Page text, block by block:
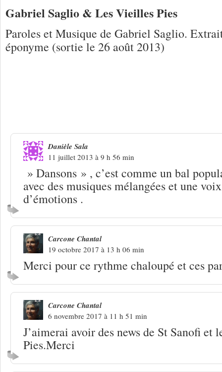
Gabriel Saglio & Les Vieilles Pies
Paroles et Musique de Gabriel Saglio.
éponyme (sortie le 26 août 2013)
Danièle Sala
11 juillet 2013 à 9 h 56 min
» Dansons » , c’est comme un bal
avec des musiques mélangées et une
d’émotions .
Carcone Chantal
19 octobre 2017 à 13 h 06 min
Merci pour ce rythme chaloupé et ces
Carcone Chantal
6 novembre 2017 à 11 h 51 min
J’aimerai avoir des news de St Sanofi et
Pies.Merci